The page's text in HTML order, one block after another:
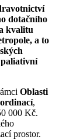
dotačního
kvalitu
a to
paliativní
Oblasti
,
000 Kč.
prostor.